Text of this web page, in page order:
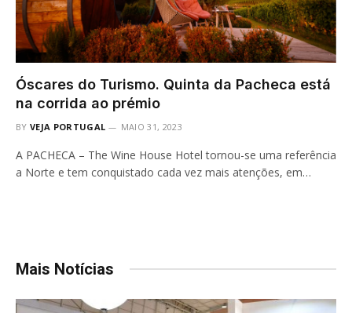
Óscares do Turismo. Quinta da Pacheca está
na corrida ao prémio
BY VEJA PORTUGAL MAIO 31, 2023
A PACHECA – The Wine House Hotel tornou-se uma referência
a Norte e tem conquistado cada vez mais atenções, em…
Mais Notícias